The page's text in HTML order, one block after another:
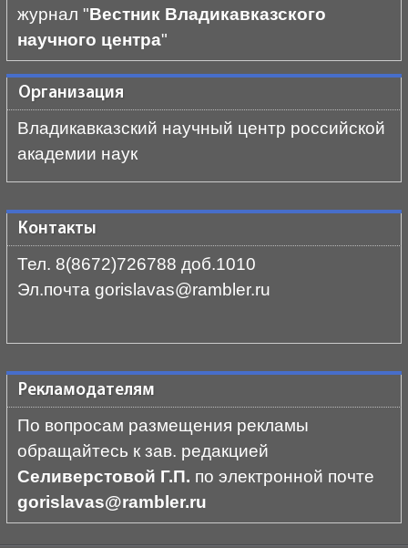
журнал "Вестник Владикавказского
научного центра"
Организация
Владикавказский научный центр российской
академии наук
Контакты
Тел. 8(8672)726788 доб.1010
Эл.почта gorislavas@rambler.ru
Рекламодателям
По вопросам размещения рекламы
обращайтесь к зав. редакцией
Селиверстовой Г.П. по электронной почте
gorislavas@rambler.ru